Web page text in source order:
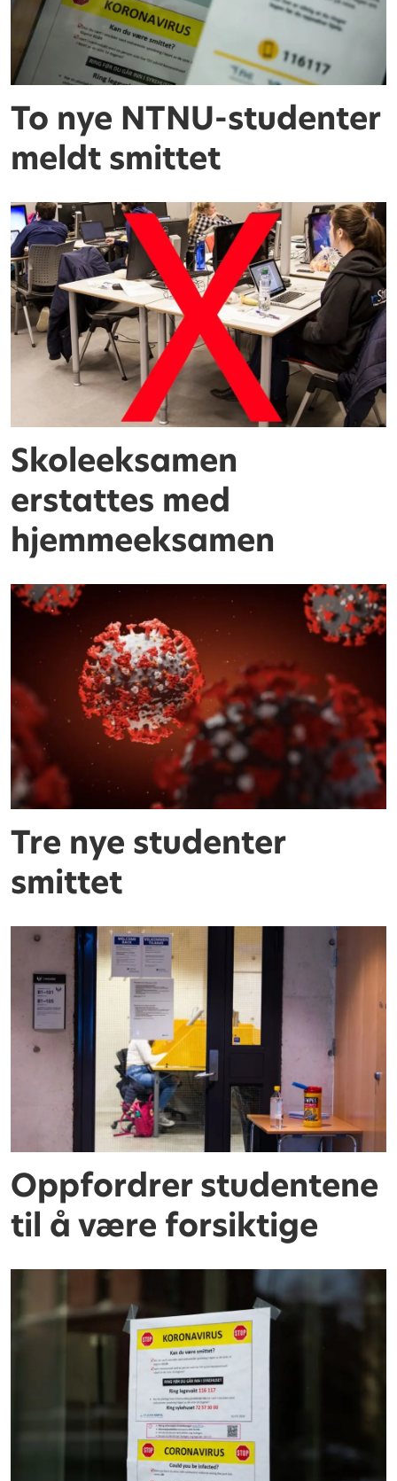
To nye NTNU-studenter
meldt smittet
Skoleeksamen
erstattes med
hjemmeeksamen
Tre nye studenter
smittet
Oppfordrer studentene
til å være forsiktige